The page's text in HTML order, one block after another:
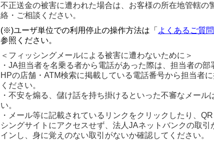
不正送金の被害に遭われた場合は、お客様の所在地管轄の
絡・ご相談ください。
(※)ユーザ単位での利用停止の操作方法は「 よくあるご質
参照ください。
＜フィッシングメールによる被害に遭わないために＞
・JA担当者を名乗る者から電話があった際は、担当者の
HPの店舗・ATM検索に掲載している電話番号から担当者
ください。
・不安を煽る、儲け話を持ち掛けるといった不審なメール
い。
・メール等に記載されているリンクをクリックしたり、
シングサイトにアクセスせず、法人JAネットバンクの取
インし、身に覚えのない取引がないか確認してください。